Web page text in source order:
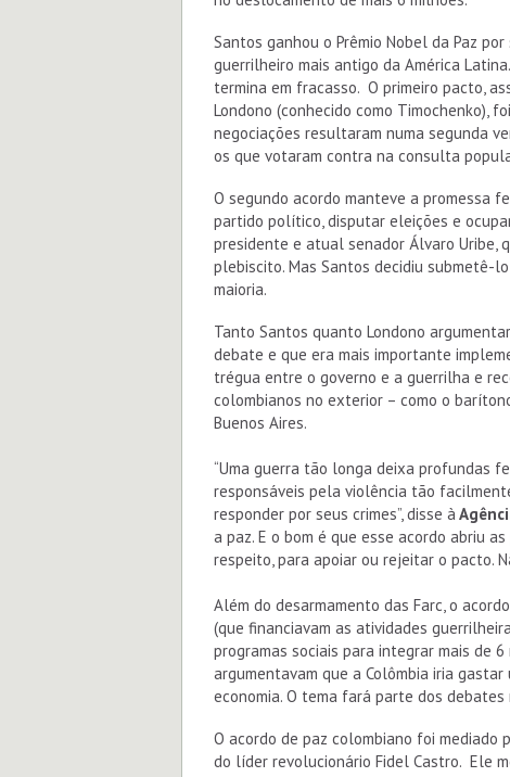
Santos ganhou o Prêmio Nobel da Paz
guerrilheiro mais antigo da América
termina em fracasso. O primeiro pacto,
Londono (conhecido como Timochenko),
negociações resultaram numa segunda
os que votaram contra na consulta
O segundo acordo manteve a promessa
partido político, disputar eleições e
presidente e atual senador Álvaro Uribe,
plebiscito. Mas Santos decidiu submetê-
maioria.
Tanto Santos quanto Londono
debate e que era mais importante
trégua entre o governo e a guerrilha e
colombianos no exterior – como o
Buenos Aires.
“Uma guerra tão longa deixa profundas
responsáveis pela violência tão
responder por seus crimes”, disse à
a paz. E o bom é que esse acordo abriu
respeito, para apoiar ou rejeitar o pacto.
Além do desarmamento das Farc, o
(que financiavam as atividades
programas sociais para integrar mais de
argumentavam que a Colômbia iria
economia. O tema fará parte dos
O acordo de paz colombiano foi
do líder revolucionário Fidel Castro. Ele